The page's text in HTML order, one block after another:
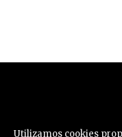
Utilizamos cookies